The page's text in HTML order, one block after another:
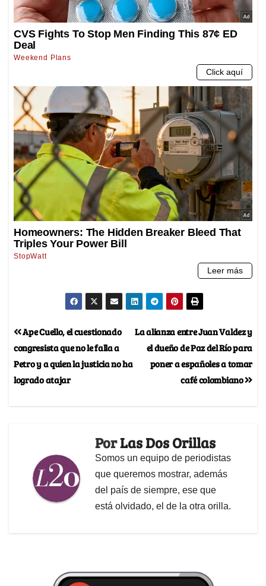
La alianza entre Juan Valdez y
el dueño de Paz del Río para
poner a españoles a tomar
café colombiano
Ape Cuello, el cuestionado
congresista que no le falla a
Petro y a quien la justicia no ha
logrado atajar
PorLas Dos Orillas
Somos un equipo de periodistas
que queremos mostrar, además
del país de siempre, ese que
está olvidado, el de la otra orilla.